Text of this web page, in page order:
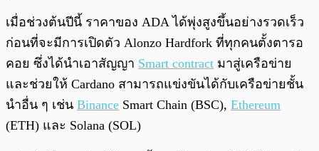
เมื่อช่วงต้นปีนี้ ราคาของ ADA ได้พุ่งสูงขึ้นอย่างรวดเร็ว
ก่อนที่จะมีการเปิดตัว Alonzo Hardfork ที่ทุกคนตั้งตารอ
คอย ซึ่งได้นำเอาสัญญา Smart contract มาสู่เครือข่าย
และช่วยให้ Cardano สามารถแข่งขันได้กับเครือข่ายชั้น
นำอื่น ๆ เช่น Binance Smart Chain (BSC), Ethereum
(ETH) และ Solana (SOL)